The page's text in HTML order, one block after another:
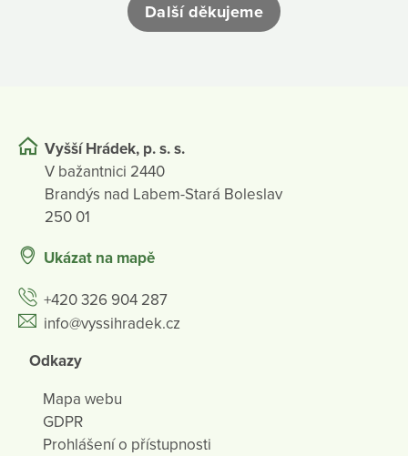
Další děkujeme
Vyšší Hrádek, p. s. s.
V bažantnici 2440
Brandýs nad Labem-Stará Boleslav
250 01
Ukázat na mapě
+420 326 904 287
info@vyssihradek.cz
Odkazy
Mapa webu
GDPR
Prohlášení o přístupnosti